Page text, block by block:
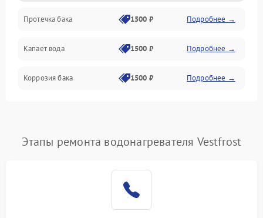
Механика
Протечка бака 1500 ₽ Подробнее →
Капает вода 1500 ₽ Подробнее →
Коррозия бака 1500 ₽ Подробнее →
Этапы ремонта водонагревателя Vestfrost